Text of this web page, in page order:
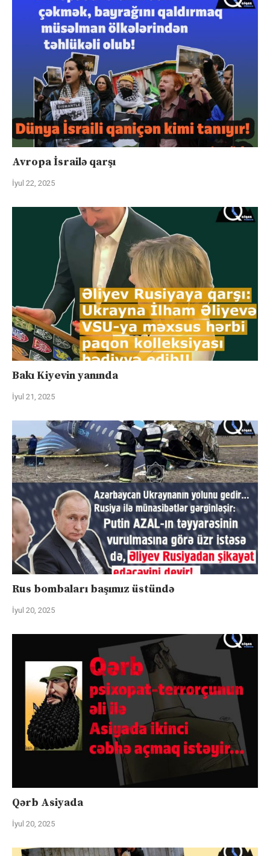
Avropa İsrailə qarşı
İyul 22, 2025
Bakı Kiyevin yanında
İyul 21, 2025
Rus bombaları başımız üstündə
İyul 20, 2025
Qərb Asiyada
İyul 20, 2025